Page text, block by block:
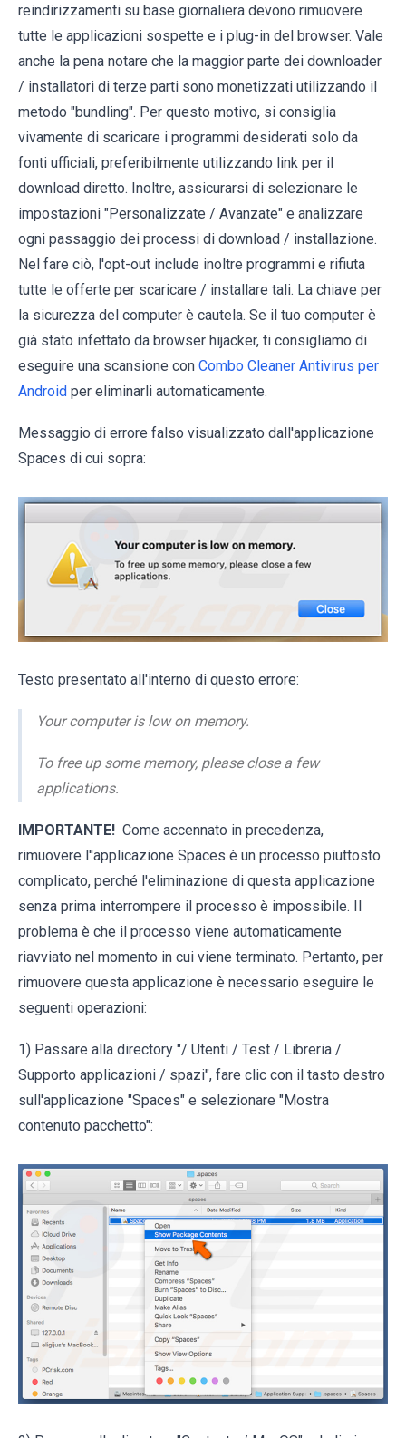
reindirizzamenti su base giornaliera devono rimuovere
tutte le applicazioni sospette e i plug-in del browser. Vale
anche la pena notare che la maggior parte dei downloader
/ installatori di terze parti sono monetizzati utilizzando il
metodo "bundling". Per questo motivo, si consiglia
vivamente di scaricare i programmi desiderati solo da
fonti ufficiali, preferibilmente utilizzando link per il
download diretto. Inoltre, assicurarsi di selezionare le
impostazioni "Personalizzate / Avanzate" e analizzare
ogni passaggio dei processi di download / installazione.
Nel fare ciò, l'opt-out include inoltre programmi e rifiuta
tutte le offerte per scaricare / installare tali. La chiave per
la sicurezza del computer è cautela. Se il tuo computer è
già stato infettato da browser hijacker, ti consigliamo di
eseguire una scansione con Combo Cleaner Antivirus per
Android per eliminarli automaticamente.
Messaggio di errore falso visualizzato dall'applicazione
Spaces di cui sopra:
Testo presentato all'interno di questo errore:
Your computer is low on memory.
To free up some memory, please close a few
applications.
IMPORTANTE! Come accennato in precedenza,
rimuovere l''applicazione Spaces è un processo piuttosto
complicato, perché l'eliminazione di questa applicazione
senza prima interrompere il processo è impossibile. Il
problema è che il processo viene automaticamente
riavviato nel momento in cui viene terminato. Pertanto, per
rimuovere questa applicazione è necessario eseguire le
seguenti operazioni:
1) Passare alla directory "/ Utenti / Test / Libreria /
Supporto applicazioni / spazi", fare clic con il tasto destro
sull'applicazione "Spaces" e selezionare "Mostra
contenuto pacchetto":